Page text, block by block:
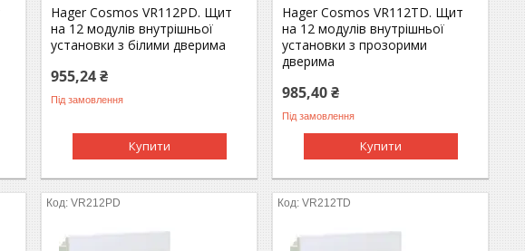
Hager Cosmos VR112PD. Щит
на 12 модулів внутрішньої
установки з білими дверима
955,24 ₴
Під замовлення
Купити
Hager Cosmos VR112TD. Щит
на 12 модулів внутрішньої
установки з прозорими
дверима
985,40 ₴
Під замовлення
Купити
VR212PD VR212TD